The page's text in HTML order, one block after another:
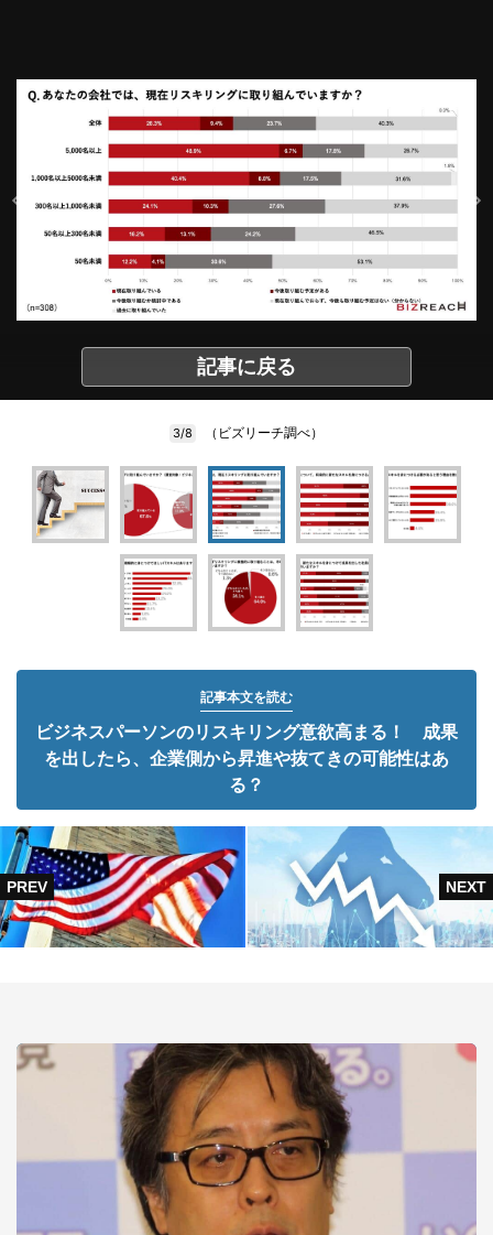
記事に戻る
3/8 （ビズリーチ調べ）
記事本文を読む
ビジネスパーソンのリスキリング意欲高まる！ 成果
を出したら、企業側から昇進や抜てきの可能性はあ
る？